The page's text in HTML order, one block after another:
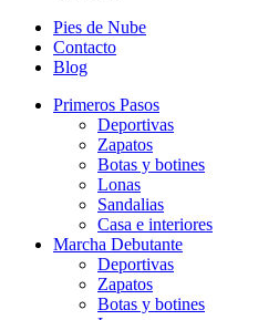
Pies de Nube
Contacto
Blog
Primeros Pasos
Deportivas
Zapatos
Botas y botines
Lonas
Sandalias
Casa e interiores
Marcha Debutante
Deportivas
Zapatos
Botas y botines